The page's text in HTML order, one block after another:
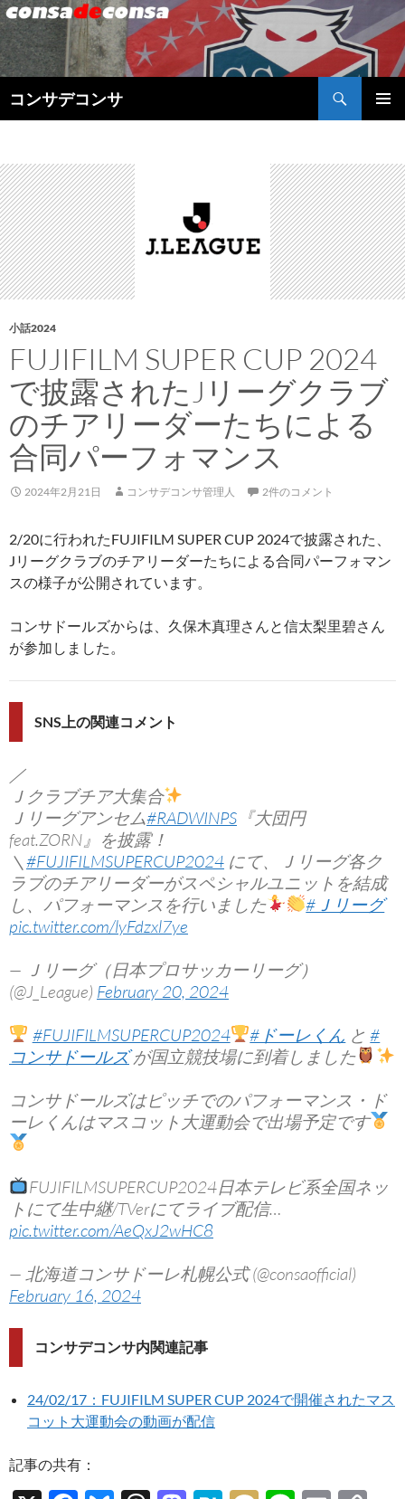
コンサデコンサ
索
ン
ツ
へ
ス
キ
ッ
プ
小話2024
FUJIFILM SUPER CUP 2024
で披露されたJリーグクラブ
のチアリーダーたちによる
合同パーフォマンス
2024年2月21日 コンサデコンサ管理人 2件のコメント
2/20に行われたFUJIFILM SUPER CUP 2024で披露された、
Jリーグクラブのチアリーダーたちによる合同パーフォマン
スの様子が公開されています。
コンサドールズからは、久保木真理さんと信太梨里碧さん
が参加しました。
SNS上の関連コメント
／
Ｊクラブチア大集合
Ｊリーグアンセム#RADWINPS 『大団円
feat.ZORN』を披露！
＼ #FUJIFILMSUPERCUP2024 にて、Ｊリーグ各ク
ラブのチアリーダーがスペシャルユニットを結成
し、パフォーマンスを行いました
#Ｊリーグ
pic.twitter.com/lyFdzxl7ye
— Ｊリーグ（日本プロサッカーリーグ）
(@J_League) February 20, 2024
#FUJIFILMSUPERCUP2024
#ドーレくん と#
コンサドールズが国立競技場に到着しました
コンサドールズはピッチでのパフォーマンス・ド
ーレくんはマスコット大運動会で出場予定です
FUJIFILMSUPERCUP2024日本テレビ系全国ネッ
トにて生中継/TVerにてライブ配信…
pic.twitter.com/AeQxJ2wHC8
— 北海道コンサドーレ札幌公式 (@consaofficial)
February 16, 2024
コンサデコンサ内関連記事
24/02/17：FUJIFILM SUPER CUP 2024で開催されたマス
コット大運動会の動画が配信
記事の共有：